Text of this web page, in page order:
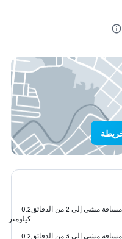
مسافة مشي إلى 2 من الدقائق
0.2
كيلومتر
مسافة مشي إلى 3 من الدقائق
0.2